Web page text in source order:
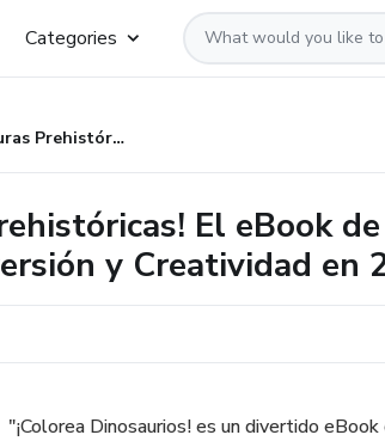
Categories
"¡Aventuras Prehistóricas! El eBook de Dinosaurios para Colorear – Diversión y Creatividad en 29 Páginas"
El eBook
y Creatividad en
"¡Colorea Dinosaurios! es un divertido